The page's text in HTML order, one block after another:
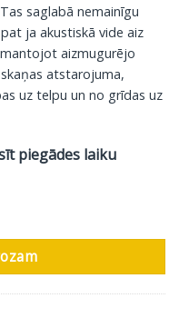
saglabā nemainīgu
ja akustiskā vide aiz
aizmugurējo
atstarojuma,
uz telpu un no grīdas uz
piegādes laiku
K-60 daudzums